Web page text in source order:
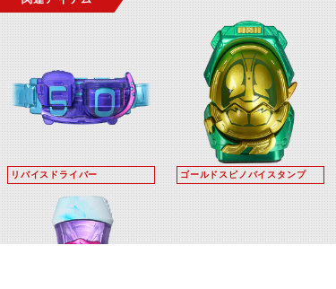
リバイスドライバー ゴールドスピノバイスタンプ